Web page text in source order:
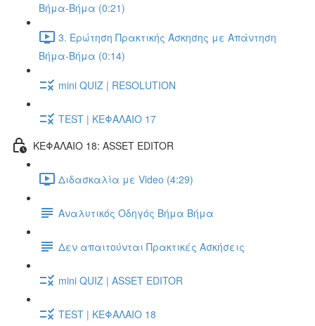
Βήμα-Βήμα (0:21)
3. Ερώτηση Πρακτικής Άσκησης με Απάντηση
Βήμα-Βήμα (0:14)
mini QUIZ | RESOLUTION
TEST | ΚΕΦΑΛΑΙΟ 17
ΚΕΦΑΛΑΙΟ 18: ASSET EDITOR
Διδασκαλία με Video (4:29)
Αναλυτικός Οδηγός Βήμα Βήμα
Δεν απαιτούνται Πρακτικές Ασκήσεις
mini QUIZ | ASSET EDITOR
TEST | ΚΕΦΑΛΑΙΟ 18